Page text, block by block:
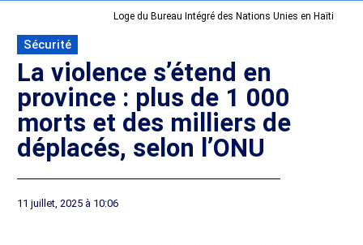
Loge du Bureau Intégré des Nations Unies en Haïti
Sécurité
La violence s’étend en
province : plus de 1 000
morts et des milliers de
déplacés, selon l’ONU
11 juillet, 2025 à 10:06